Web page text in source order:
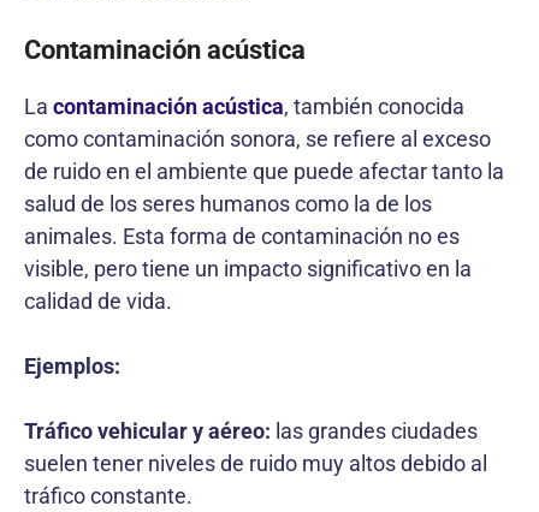
Contaminación acústica
La contaminación acústica, también conocida
como contaminación sonora, se refiere al exceso
de ruido en el ambiente que puede afectar tanto la
salud de los seres humanos como la de los
animales. Esta forma de contaminación no es
visible, pero tiene un impacto significativo en la
calidad de vida.
Ejemplos:
Tráfico vehicular y aéreo: las grandes ciudades
suelen tener niveles de ruido muy altos debido al
tráfico constante.